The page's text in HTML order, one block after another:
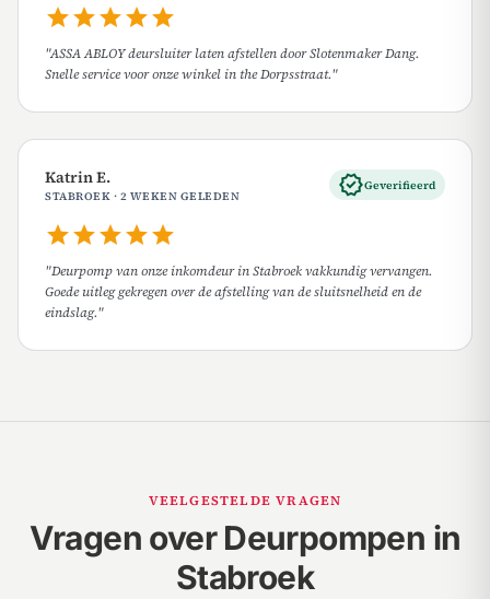
starstarstarstarstar
"ASSA ABLOY deursluiter laten afstellen door Slotenmaker Dang.
Snelle service voor onze winkel in the Dorpsstraat."
Katrin E.
STABROEK · 2 WEKEN GELEDEN verifiedGeverifieerd
starstarstarstarstar
"Deurpomp van onze inkomdeur in Stabroek vakkundig vervangen.
Goede uitleg gekregen over de afstelling van de sluitsnelheid en de
eindslag."
VEELGESTELDE VRAGEN
Vragen over Deurpompen in
Stabroek